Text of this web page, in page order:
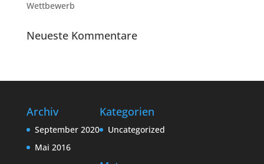
Wettbewerb
Neueste Kommentare
Archiv
September 2020
Mai 2016
Kategorien
Uncategorized